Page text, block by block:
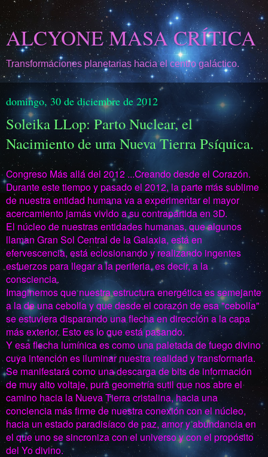
ALCYONE MASA CRÍTICA
Transformaciones planetarias hacia el centro galáctico.
domingo, 30 de diciembre de 2012
Soleika LLop: Parto Nuclear, el
Nacimiento de una Nueva Tierra Psíquica.
Congreso Más allá del 2012 ...Creando desde el Corazón.
Durante este tiempo y pasado el 2012, la parte más sublime
de nuestra entidad humana va a experimentar el mayor
acercamiento jamás vivido a su contrapartida en 3D.
El núcleo de nuestras entidades humanas, que algunos
llaman Gran Sol Central de la Galaxia, está en
efervescencia, está eclosionando y realizando ingentes
esfuerzos para llegar a la periferia, es decir, a la
consciencia.
Imaginemos que nuestra estructura energética es semejante
a la de una cebolla y que desde el corazón de esa "cebolla"
se estuviera disparando una flecha en dirección a la capa
más exterior. Esto es lo que está pasando.
Y esa flecha lumínica es como una paletada de fuego divino
cuya intención es iluminar nuestra realidad y transformarla.
Se manifestará como una descarga de bits de información
de muy alto voltaje, pura geometría sutil que nos abre el
camino hacia la Nueva Tierra cristalina, hacia una
conciencia más firme de nuestra conexión con el núcleo,
hacia un estado paradisíaco de paz, amor y abundancia en
el que uno se sincroniza con el universo y con el propósito
del Yo divino.